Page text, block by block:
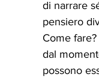
di narrare
pensiero
Come
dal
possono